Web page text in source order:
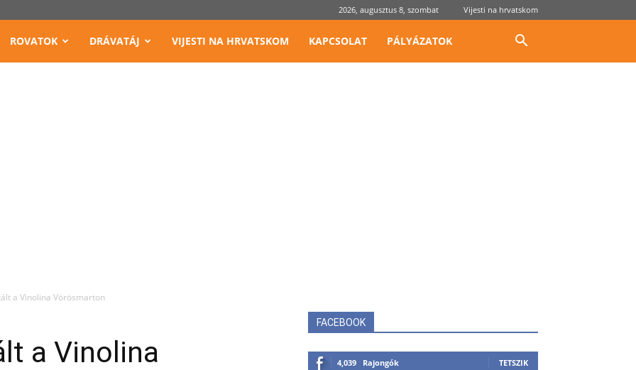
2026, augusztus 8, szombat Vijesti na hrvatskom
ROVATOK DRÁVATÁJ VIJESTI NA HRVATSKOM KAPCSOLAT PÁLYÁZATOK
a Vinolina Vörösmarton
a Vinolina
FACEBOOK
4,039 Rajongók TETSZIK